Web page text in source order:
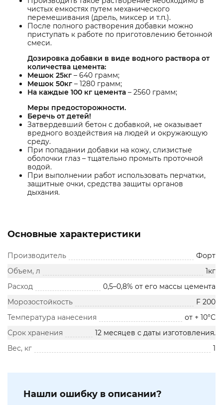
чистых емкостях путем механического
перемешивания (дрель, миксер и т.п.).
После полного растворения добавки можно
приступать к работе по приготовлению бетонной
смеси.
Дозировка добавки в виде водного раствора от
количества цемента:
Мешок 25кг – 640 грамм;
Мешок 50кг – 1280 грамм;
На каждые 100 кг цемента – 2560 грамм;
Меры предосторожности.
Беречь от детей!
Затвердевший бетон с добавкой, не оказывает
вредного воздействия на людей и окружающую
среду.
При попадании добавки на кожу, слизистые
оболочки глаз – тщательно промыть проточной
водой.
При выполнении работ использовать перчатки,
защитные очки, средства защиты органов
дыхания.
Основные характеристики
Производитель
Форт
Объем, л
1кг
Расход
0,5–0,8% от его массы цемента
Морозостойкость
F 200
Температура нанесения
от + 10°С
Срок хранения
12 месяцев с даты изготовления.
Вес, кг
1
Нашли ошибку в описании?